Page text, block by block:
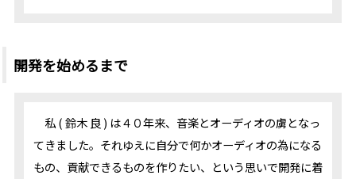
開発を始めるまで
私 ( 鈴木 良 ) は４０年来、音楽とオーディオの虜となっ
てきました。それゆえに自分で何かオーディオの為になる
もの、貢献できるものを作りたい、という思いで開発に着